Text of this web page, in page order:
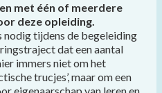
met één of meerdere
deze opleiding.
nodig tijdens de begeleiding
dat een aantal
immers niet om het
trucjes’, maar om een